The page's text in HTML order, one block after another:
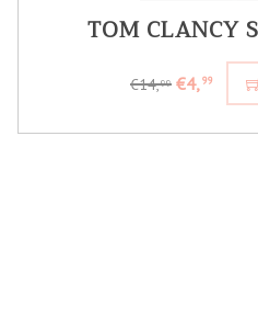
TOM CLANCY
€14,99 €4,99